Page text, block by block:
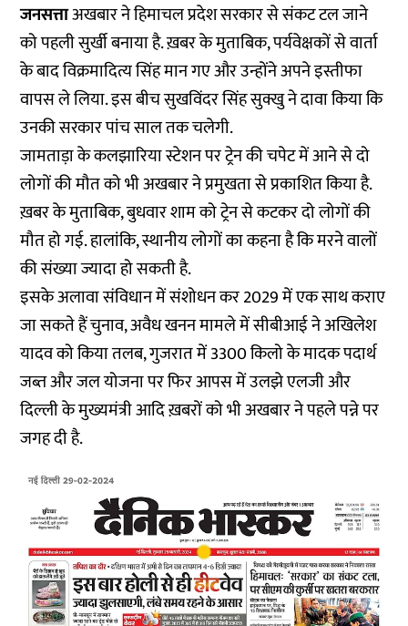
जनसत्ताअखबार ने हिमाचल प्रदेश सरकार से संकट टल जाने
को पहली सुर्खी बनाया है. ख़बर के मुताबिक, पर्यवेक्षकों से वार्ता
के बाद विक्रमादित्य सिंह मान गए और उन्होंने अपने इस्तीफा
वापस ले लिया. इस बीच सुखविंदर सिंह सुक्खु ने दावा किया कि
उनकी सरकार पांच साल तक चलेगी.
जामताड़ा के कलझारिया स्टेशन पर ट्रेन की चपेट में आने से दो
लोगों की मौत को भी अखबार ने प्रमुखता से प्रकाशित किया है.
ख़बर के मुताबिक, बुधवार शाम को ट्रेन से कटकर दो लोगों की
मौत हो गई. हालांकि, स्थानीय लोगों का कहना है कि मरने वालों
की संख्या ज्यादा हो सकती है.
इसके अलावा संविधान में संशोधन कर 2029 में एक साथ कराए
जा सकते हैं चुनाव, अवैध खनन मामले में सीबीआई ने अखिलेश
यादव को किया तलब, गुजरात में 3300 किलो के मादक पदार्थ
जब्त और जल योजना पर फिर आपस में उलझे एलजी और
दिल्ली के मुख्यमंत्री आदि ख़बरों को भी अखबार ने पहले पन्ने पर
जगह दी है.